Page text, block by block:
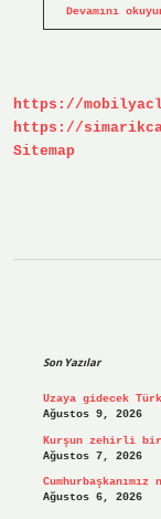
Devamını
https://
https://
Sitemap
Son Yazılar
Uzaya gidecek
Ağustos 9, 2026
Kurşun zehirli bir
Ağustos 7, 2026
Ağustos 6, 2026